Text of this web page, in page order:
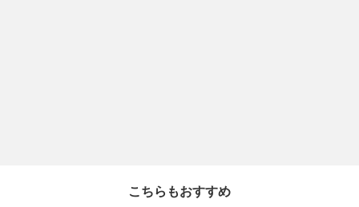
こちらもおすすめ